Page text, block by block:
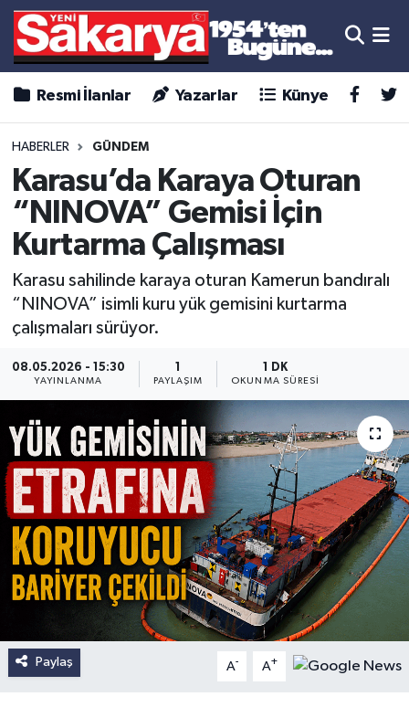
Resmi İlanlar Yazarlar Künye
HABERLER GÜNDEM
Karasu’da Karaya Oturan
“NINOVA” Gemisi İçin
Kurtarma Çalışması
Karasu sahilinde karaya oturan Kamerun bandıralı
“NINOVA” isimli kuru yük gemisini kurtarma
çalışmaları sürüyor.
08.05.2026 - 15:30
YAYINLANMA PAYLAŞIM
1 DK
OKUNMA SÜRESI
Paylaş A- A+